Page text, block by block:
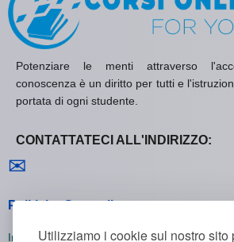
Utilizziamo i cookie sul nostro sito
Potenziare le menti attraverso
conoscenza è un diritto per tutti e
portata di ogni studente.
CONTATTATECI ALL'INDIRIZZO:
✉
Politiche Generali
Informativa sulla Privacy